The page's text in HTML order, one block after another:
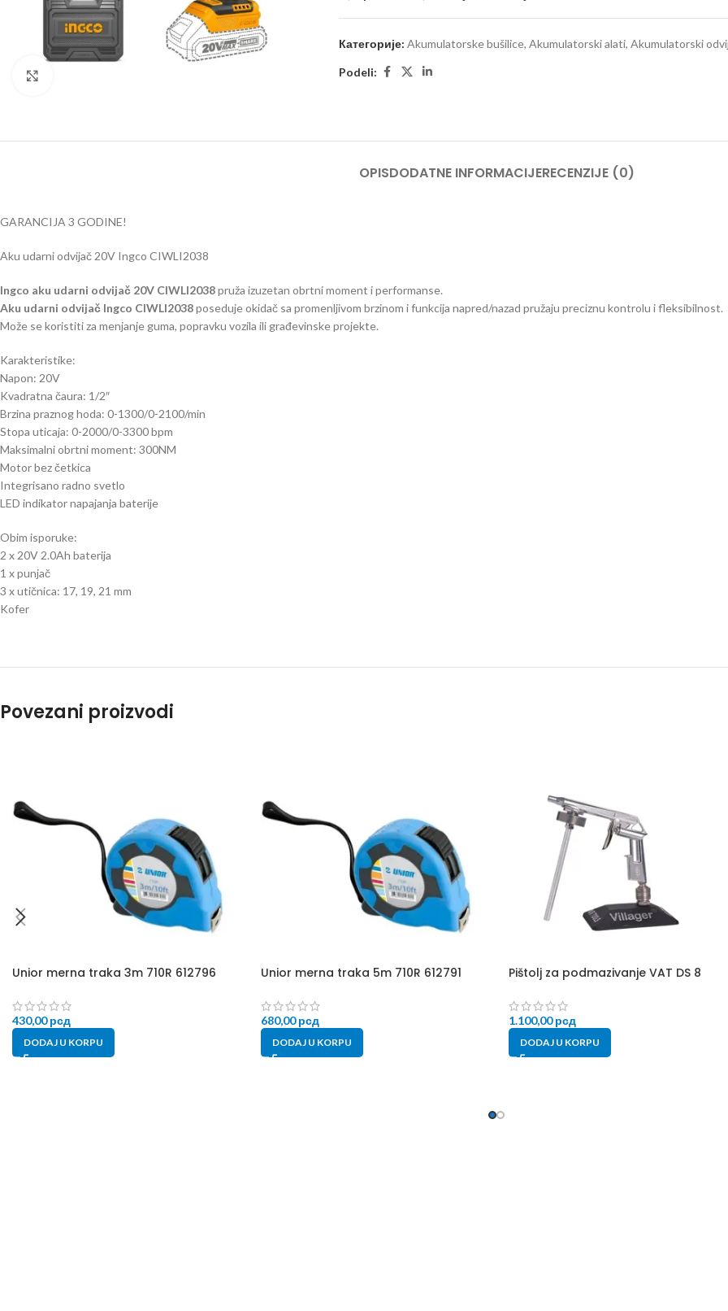
Категорије: Akumulatorske bušilice, Akumulatorski alati, Akumulatorski
Podeli:
OPISDODATNE INFORMACIJERECENZIJE (0)
GARANCIJA 3 GODINE!
Aku udarni odvijač 20V Ingco CIWLI2038
Ingco aku udarni odvijač 20V CIWLI2038pruža izuzetan obrtni moment i performanse.
Aku udarni odvijač Ingco CIWLI2038poseduje okidač sa promenljivom brzinom i funkcija napred/nazad pružaju preciznu kontrolu i fleksibilnost.
Može se koristiti za menjanje guma, popravku vozila ili građevinske projekte.
Karakteristike:
Napon: 20V
Kvadratna čaura: 1/2″
Brzina praznog hoda: 0-1300/0-2100/min
Stopa uticaja: 0-2000/0-3300 bpm
Maksimalni obrtni moment: 300NM
Motor bez četkica
Integrisano radno svetlo
LED indikator napajanja baterije
Obim isporuke:
2 x 20V 2.0Ah baterija
1 x punjač
3 x utičnica: 17, 19, 21 mm
Kofer
Povezani proizvodi
Unior merna traka 3m 710R 612796
430,00рсд
DODAJ U KORPU
Unior merna traka 5m 710R 612791
680,00рсд
DODAJ U KORPU
Pištolj za podmazivanje VAT DS 8
1.100,00рсд
DODAJ U KORPU